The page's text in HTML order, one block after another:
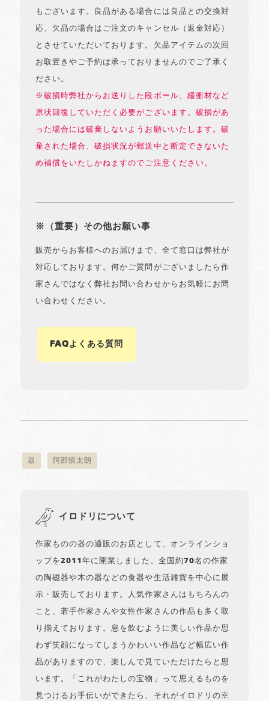
もございます。良品がある場合には良品との交換対
応、欠品の場合はご注文のキャンセル（返金対応）
とさせていただいております。欠品アイテムの次回
お取置きやご予約は承っておりませんのでご了承く
ださい。
※破損時弊社からお送りした段ボール、緩衝材など
原状回復していただく必要がございます。破損があ
った場合には破棄しないようお願いいたします。破
棄された場合、破損状況が郵送中と断定できないた
め補償をいたしかねますのでご注意ください。
※（重要）その他お願い事
販売からお客様へのお届けまで、全て窓口は弊社が
対応しております。何かご質問がございましたら作
家さんではなく弊社お問い合わせからお気軽にお問
い合わせください。
FAQよくある質問
器 阿部慎太朗
イロドリについて
作家ものの器の通販のお店として、オンラインショ
ップを2011年に開業しました。全国約70名の作家
の陶磁器や木の器などの食器や生活雑貨を中心に展
示・販売しております。人気作家さんはもちろんの
こと、若手作家さんや女性作家さんの作品も多く取
り揃えております。息を飲むように美しい作品か思
わず笑顔になってしまうかわいい作品など幅広い作
品がありますので、楽しんで見ていただけたらと思
います。「これがわたしの宝物」って思えるものを
見つけるお手伝いができたら、それがイロドリの幸